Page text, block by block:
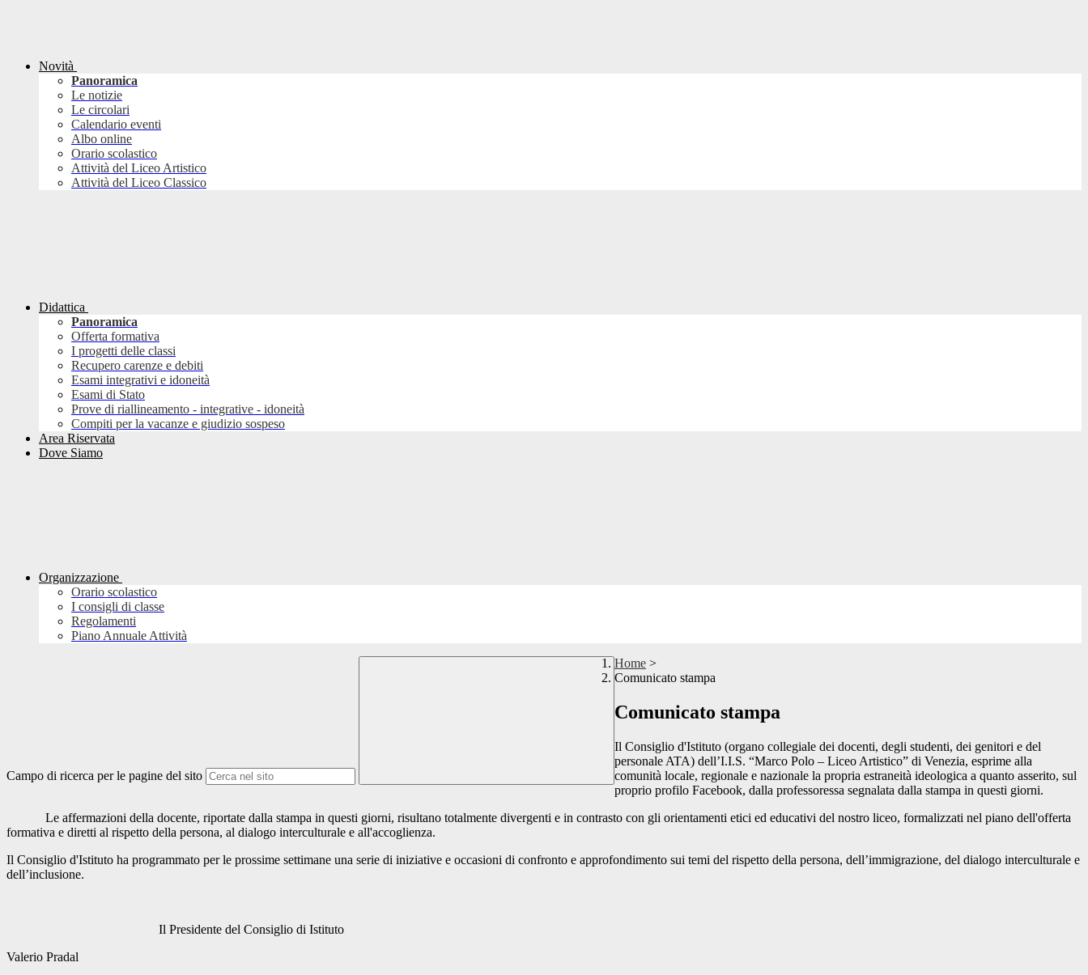
Novità
Panoramica
Le notizie
Le circolari
Calendario eventi
Albo online
Orario scolastico
Attività del Liceo Artistico
Attività del Liceo Classico
Didattica
Panoramica
Offerta formativa
I progetti delle classi
Recupero carenze e debiti
Esami integrativi e idoneità
Esami di Stato
Prove di riallineamento - integrative - idoneità
Compiti per la vacanze e giudizio sospeso
Area Riservata
Dove Siamo
Organizzazione
Orario scolastico
I consigli di classe
Regolamenti
Piano Annuale Attività
Campo di ricerca per le pagine del sito
Home >
Comunicato stampa
Comunicato stampa
Il Consiglio d'Istituto (organo collegiale dei docenti, degli studenti, dei genitori e del
personale ATA) dell’I.I.S. “Marco Polo – Liceo Artistico” di Venezia, esprime alla
comunità locale, regionale e nazionale la propria estraneità ideologica a quanto asserito, sul
proprio profilo Facebook, dalla professoressa segnalata dalla stampa in questi giorni.
Le affermazioni della docente, riportate dalla stampa in questi giorni, risultano totalmente divergenti e in contrasto con gli orientamenti etici ed educativi del nostro liceo, formalizzati nel piano dell'offerta
formativa e diretti al rispetto della persona, al dialogo interculturale e all'accoglienza.
Il Consiglio d'Istituto ha programmato per le prossime settimane una serie di iniziative e occasioni di confronto e approfondimento sui temi del rispetto della persona, dell’immigrazione, del dialogo interculturale e
dell’inclusione.
Il Presidente del Consiglio di Istituto
Valerio Pradal